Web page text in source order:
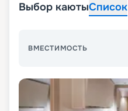
Выбор каютыСписок
ВМЕСТИМОСТЬ